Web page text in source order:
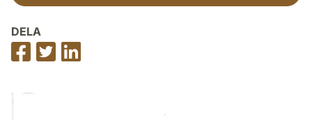
DELA
Dela
på
Dela
på
på